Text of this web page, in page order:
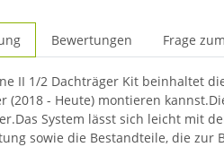
Bewertungen Frage
II 1/2 Dachträger Kit beinhaltet
(2018 - Heute) montieren
System lässt sich leicht mit
sowie die Bestandteile, die